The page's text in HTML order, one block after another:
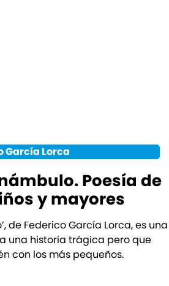
García Lorca
Poesía de
y mayores
de Federico García Lorca, es una
una historia trágica pero que
con los más pequeños.